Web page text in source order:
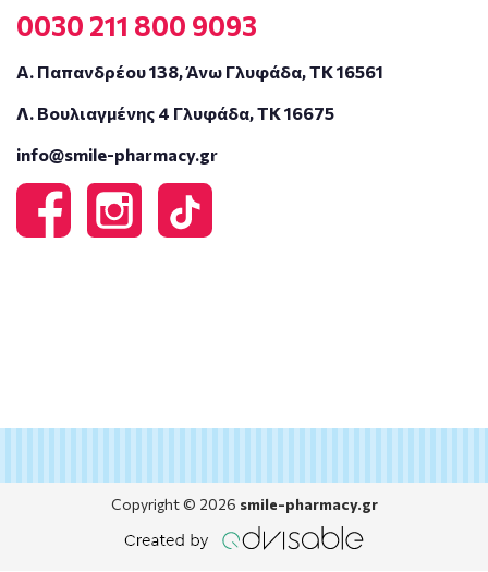
0030 211 800 9093
Α. Παπανδρέου 138, Άνω Γλυφάδα, ΤΚ 16561
Λ. Βουλιαγμένης 4 Γλυφάδα, ΤΚ 16675
info@smile-pharmacy.gr
Copyright © 2026 smile-pharmacy.gr